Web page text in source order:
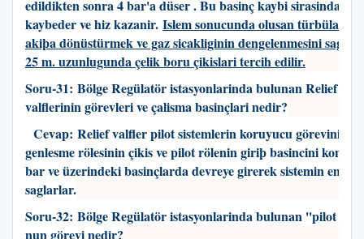
edildikten sonra 4 bar'a düser . Bu basinç kaybi sirasinda
kaybeder ve hiz kazanir. Islem sonucunda olusan türbülans
akiþa dönüstürmek ve gaz sicakliginin dengelenmesini
25 m. uzunlugunda çelik boru çikislari tercih edilir.
Soru-31: Bölge Regülatör istasyonlarinda bulunan Relief
valflerinin görevleri ve çalisma basinçlari nedir?
Cevap: Relief valfler pilot sistemlerin koruyucu görevini
genlesme rölesinin çikis ve pilot rölenin giriþ basincini
bar ve üzerindeki basinçlarda devreye girerek sistemin
saglarlar.
Soru-32: Bölge Regülatör istasyonlarinda bulunan ''pilot
nun görevi nedir?